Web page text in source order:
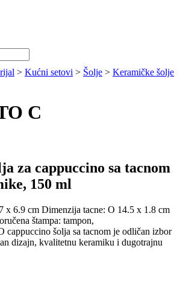
> Kućni setovi > Šolje > Keramičke šolje
C
za cappuccino sa tacnom
150 ml
x 6.9 cm Dimenzija tacne: O 14.5 x 1.8 cm
štampa: tampon,
šolja sa tacnom je odličan izbor
dizajn, kvalitetnu keramiku i dugotrajnu